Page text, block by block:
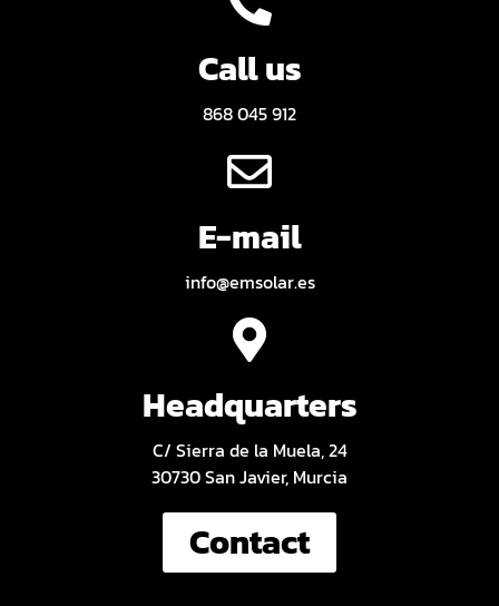
Call us
868 045 912
E-mail
info@emsolar.es
Headquarters
C/ Sierra de la Muela, 24
30730 San Javier, Murcia
Contact